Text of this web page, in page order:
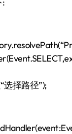
选择路径”);